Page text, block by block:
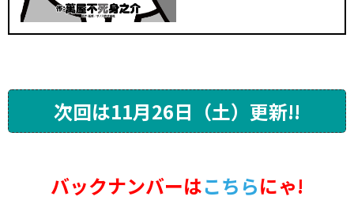
次回は11月26日（土）更新!!
バックナンバーはこちらにゃ!